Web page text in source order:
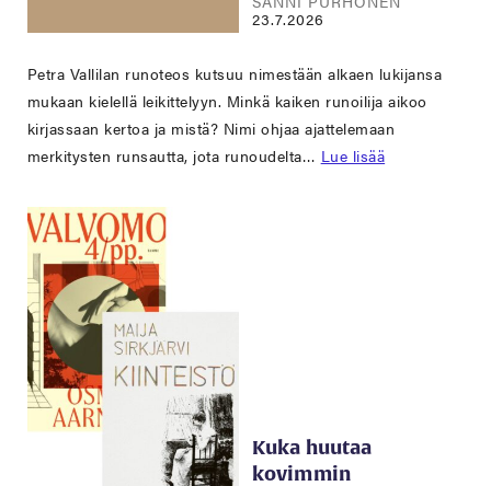
23.7.2026
Petra Vallilan runoteos kutsuu nimestään alkaen lukijansa
mukaan kielellä leikittelyyn. Minkä kaiken runoilija aikoo
kirjassaan kertoa ja mistä? Nimi ohjaa ajattelemaan
merkitysten runsautta, jota runoudelta… Lue lisää
Kuka huutaa
kovimmin